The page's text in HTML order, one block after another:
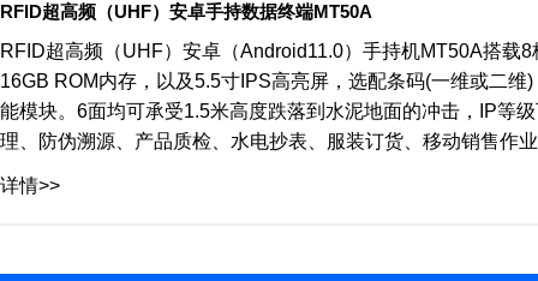
RFID超高频（UHF）安卓手持数据终端MT50A
RFID超高频（UHF）安卓（Android11.0）手持机MT50A搭载
16GB ROM内存，以及5.5寸IPS高亮屏，选配条码(一维或二
能模块。6面均可承受1.5米高度跌落到水泥地面的冲击，IP等
理、防伪溯源、产品质检、水电抄表、服装订货、移动销售作
详情>>